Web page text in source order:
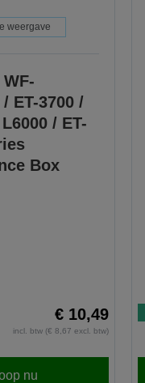
weergave
WF-
ET-3700 /
/ ET-
Box
€ 10,49
incl. btw (€ 8,67 excl. btw)
nu